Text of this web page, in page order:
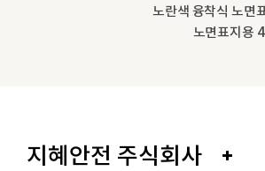
노란색 융착식 노면
노면표지용
지혜안전 주식회사